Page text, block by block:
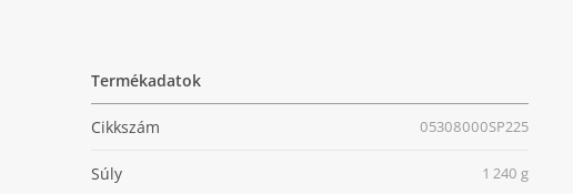
Termékadatok
Cikkszám 05308000SP225
Súly 1 240 g